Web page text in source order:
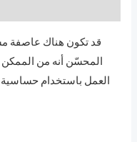
قد تكون هناك عاصفة
العمل باستخدام